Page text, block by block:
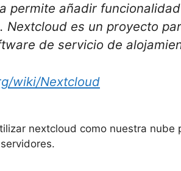
permite añadir
Nextcloud es un proyecto
de servicio de
wiki/Nextcloud
nextcloud como nuestra nube